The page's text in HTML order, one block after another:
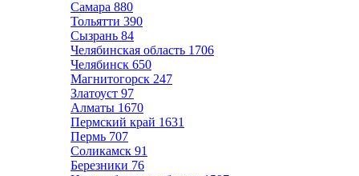
Самара 880
Тольятти 390
Сызрань 84
Челябинская область 1706
Челябинск 650
Магнитогорск 247
Златоуст 97
Алматы 1670
Пермский край 1631
Пермь 707
Соликамск 91
Березники 76